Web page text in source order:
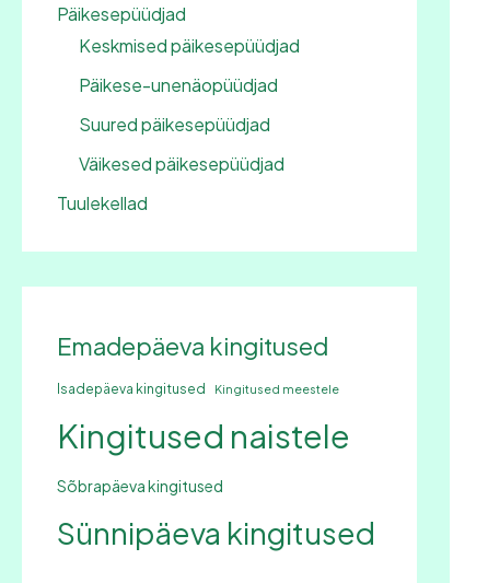
Päikesepüüdjad
Keskmised päikesepüüdjad
Päikese-unenäopüüdjad
Suured päikesepüüdjad
Väikesed päikesepüüdjad
Tuulekellad
Emadepäeva kingitused
Isadepäeva kingitused Kingitused meestele
Kingitused naistele
Sõbrapäeva kingitused
Sünnipäeva kingitused